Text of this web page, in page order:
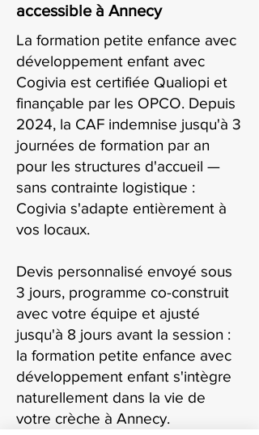
accessible à Annecy
La formation petite enfance avec
développement enfant avec
Cogivia est certifiée Qualiopi et
finançable par les OPCO. Depuis
2024, la CAF indemnise jusqu'à 3
journées de formation par an
pour les structures d'accueil —
sans contrainte logistique :
Cogivia s'adapte entièrement à
vos locaux.
Devis personnalisé envoyé sous
3 jours, programme co-construit
avec votre équipe et ajusté
jusqu'à 8 jours avant la session :
la formation petite enfance avec
développement enfant s'intègre
naturellement dans la vie de
votre crèche à Annecy.